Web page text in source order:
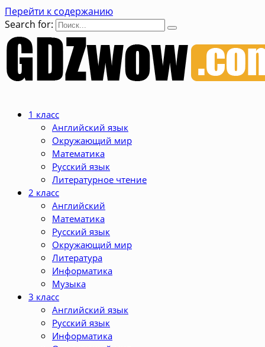
Перейти к содержанию
Search for:
1 класс
Английский язык
Окружающий мир
Математика
Русский язык
Литературное чтение
2 класс
Английский
Математика
Русский язык
Окружающий мир
Литература
Информатика
Музыка
3 класс
Английский язык
Русский язык
Информатика